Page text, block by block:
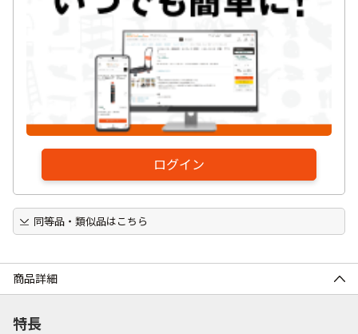
ログイン
同等品・類似品はこちら
商品詳細
特長